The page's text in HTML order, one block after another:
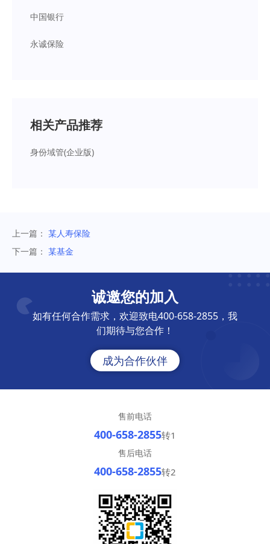
中国银行
永诚保险
相关产品推荐
身份域管(企业版)
上一篇： 某人寿保险
下一篇： 某基金
诚邀您的加入
如有任何合作需求，欢迎致电400-658-2855，我
们期待与您合作！
成为合作伙伴
售前电话
400-658-2855转1
售后电话
400-658-2855转2